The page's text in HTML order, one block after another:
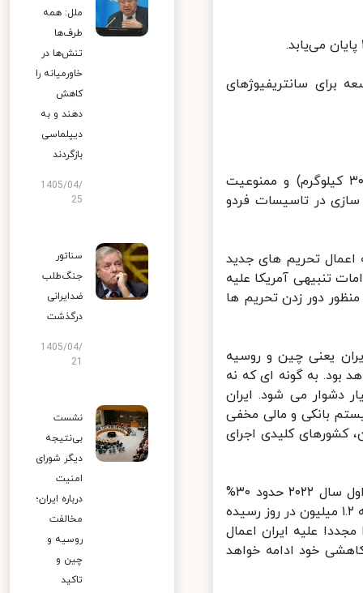
برای سانتریفیوژهای
۲۰۳۱؛ سقف در سطح غنی سازی (۳.۶۷%) و ذخایر اورانیوم غنی شده (۳۰۰ کیلوگرم) و ممنوعیت
در تاسیسات فردو
تحریم های جدید
تنبیهی آمریکا علیه
دور زدن تحریم ها
یعنی چین و روسیه
بود. به گونه ای که نه
دشوار می شود. ایران
بانکی و مالی مخفی
کلیدی اجرای
وی در ادامه همچنین نوشت که صادرات نفت ایران به چین در سه ماهه اول سال ۲۰۲۲ حدود ۳۰%
افزایش یافته است و به نقل از یک مقام ایرانی نقل کرد که تعداد بشکه ها به ۱.۲ میلیون در روز رسیده
علیه ایران اعمال
خود ادامه خواهد
ملل: همه
طرف‌ها
تنش‌ها در
خاورمیانه را
کاهش
دهند و به
دیپلماسی
بازگردند
1405/04/
25
سناتور
جنگ‌طلب
ضدایرانی
درگذشت
1405/04/
نشست
بی‌نتیجه
دیگر شورای
امنیت
درباره ایران؛
مخالفت
روسیه و
چین و
تاکید